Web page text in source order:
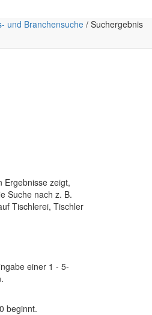
und Branchensuche/ Suchergebnis
Ergebnisse zeigt,
Suche nach z. B.
Tischlerei, Tischler
einer 1 - 5-
beginnt.